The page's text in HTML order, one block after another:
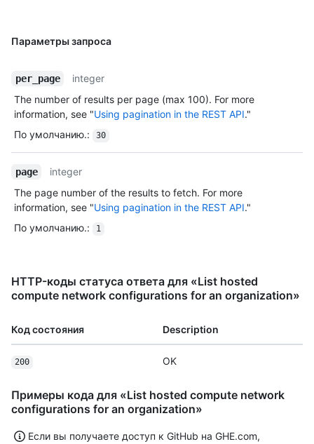
Параметры запроса
per_page
integer
The number of results per page (max 100). For more
information, see "Using pagination in the REST API."
По умолчанию.: 30
page
integer
The page number of the results to fetch. For more
information, see "Using pagination in the REST API."
По умолчанию.: 1
HTTP-коды статуса ответа для «List hosted
compute network configurations for an organization»
Код состояния Description
200 OK
Примеры кода для «List hosted compute network
configurations for an organization»
Если вы получаете доступ к GitHub на GHE.com,